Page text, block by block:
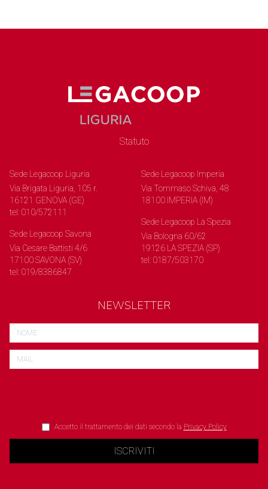
Statuto
Sede Legacoop Liguria
Via Brigata Liguria, 105 r.
16121 GENOVA (GE)
tel: 010/572111
Sede Legacoop Savona
Via Cesare Battisti 4/6
17100 SAVONA (SV)
tel: 019/8386847
Sede Legacoop Imperia
Via Tommaso Schiva, 48
18100 IMPERIA (IM)
Sede Legacoop La Spezia
Via Bologna 60/62
19126 LA SPEZIA (SP)
tel: 0187/503170
NEWSLETTER
Accetto il trattamento dei dati secondo la Privacy Policy
ISCRIVITI